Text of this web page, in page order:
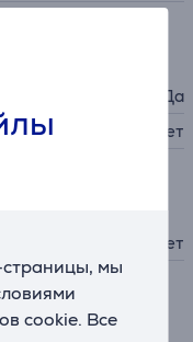
мы
cookie. Все
Да
Нет
Нет